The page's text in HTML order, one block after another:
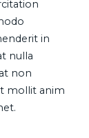
in
nulla
non
mollit anim